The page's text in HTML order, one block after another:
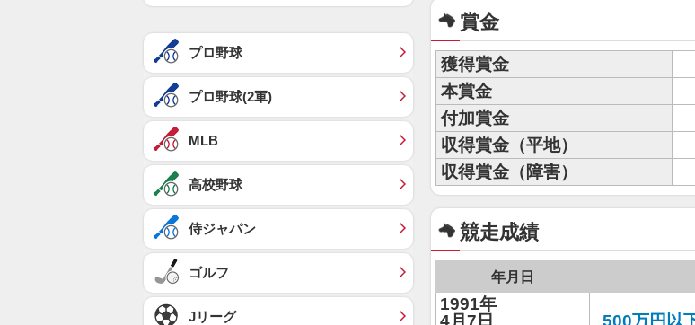
賞金
獲得賞金
本賞金
付加賞金
収得賞金（平地）
収得賞金（障害）
競走成績
年月日
1991年
4月7日
500万円以
プロ野球
プロ野球(2軍)
MLB
高校野球
侍ジャパン
ゴルフ
Jリーグ